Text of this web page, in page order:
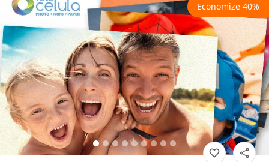
favorite_border share
Economize 40%
Previous Next